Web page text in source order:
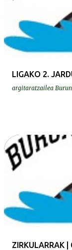
LIGAKO 2.
argitaratzailea
ZIRKULARRAK |